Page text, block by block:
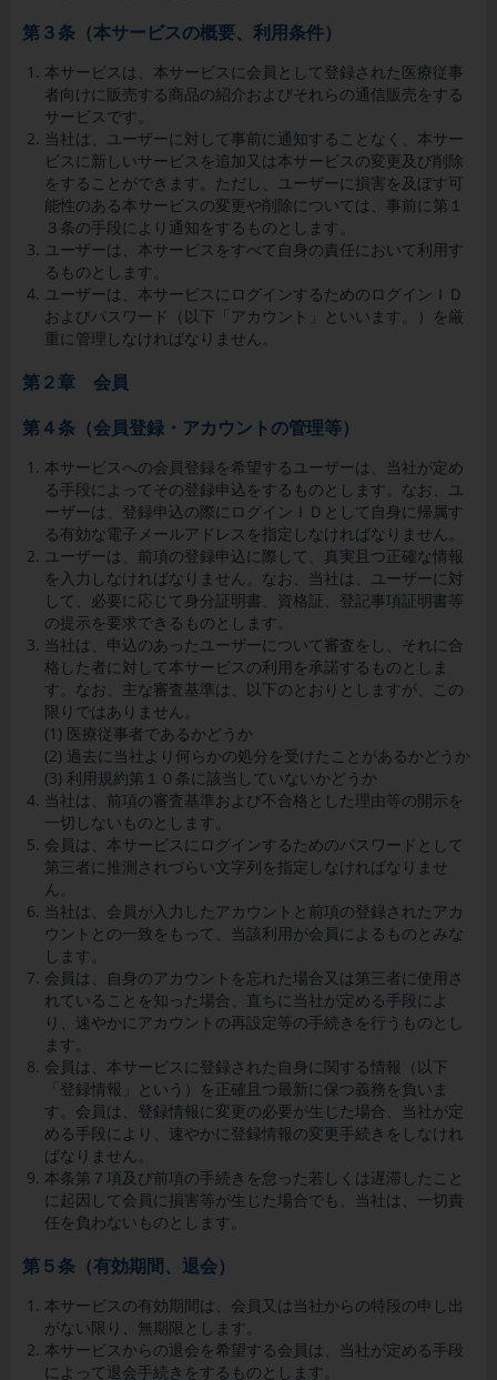
第３条（本サービスの概要、利用条件）
本サービスは、本サービスに会員として登録された医療従事
者向けに販売する商品の紹介およびそれらの通信販売をする
サービスです。
当社は、ユーザーに対して事前に通知することなく、本サー
ビスに新しいサービスを追加又は本サービスの変更及び削除
をすることができます。ただし、ユーザーに損害を及ぼす可
能性のある本サービスの変更や削除については、事前に第１
３条の手段により通知をするものとします。
ユーザーは、本サービスをすべて自身の責任において利用す
るものとします。
ユーザーは、本サービスにログインするためのログインＩＤ
およびパスワード（以下「アカウント」といいます。）を厳
重に管理しなければなりません。
第２章 会員
第４条（会員登録・アカウントの管理等）
本サービスへの会員登録を希望するユーザーは、当社が定め
る手段によってその登録申込をするものとします。なお、ユ
ーザーは、登録申込の際にログインＩＤとして自身に帰属す
る有効な電子メールアドレスを指定しなければなりません。
ユーザーは、前項の登録申込に際して、真実且つ正確な情報
を入力しなければなりません。なお、当社は、ユーザーに対
して、必要に応じて身分証明書、資格証、登記事項証明書等
の提示を要求できるものとします。
当社は、申込のあったユーザーについて審査をし、それに合
格した者に対して本サービスの利用を承諾するものとしま
す。なお、主な審査基準は、以下のとおりとしますが、この
限りではありません。
(1) 医療従事者であるかどうか
(2) 過去に当社より何らかの処分を受けたことがあるかどうか
(3) 利用規約第１０条に該当していないかどうか
当社は、前項の審査基準および不合格とした理由等の開示を
一切しないものとします。
会員は、本サービスにログインするためのパスワードとして
第三者に推測されづらい文字列を指定しなければなりませ
ん。
当社は、会員が入力したアカウントと前項の登録されたアカ
ウントとの一致をもって、当該利用が会員によるものとみな
します。
会員は、自身のアカウントを忘れた場合又は第三者に使用さ
れていることを知った場合、直ちに当社が定める手段によ
り、速やかにアカウントの再設定等の手続きを行うものとし
ます。
会員は、本サービスに登録された自身に関する情報（以下
「登録情報」という）を正確且つ最新に保つ義務を負いま
す。会員は、登録情報に変更の必要が生じた場合、当社が定
める手段により、速やかに登録情報の変更手続きをしなけれ
ばなりません。
本条第７項及び前項の手続きを怠った若しくは遅滞したこと
に起因して会員に損害等が生じた場合でも、当社は、一切責
任を負わないものとします。
第５条（有効期間、退会）
本サービスの有効期間は、会員又は当社からの特段の申し出
がない限り、無期限とします。
本サービスからの退会を希望する会員は、当社が定める手段
によって退会手続きをするものとします。